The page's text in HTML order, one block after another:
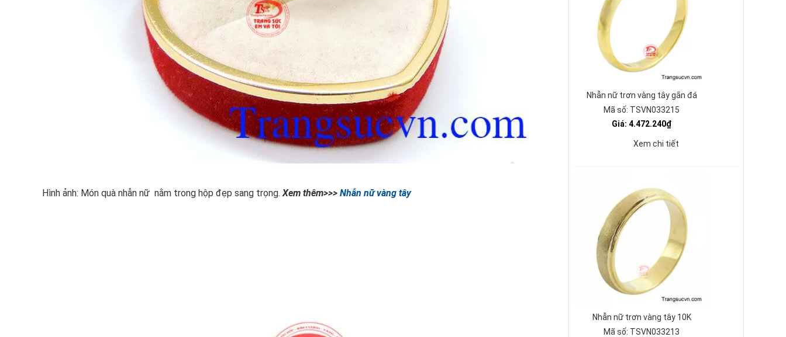
Hình ảnh: Món quà nhẫn nữ nằm trong hộp đẹp sang trọng.Xem thêm>>> Nhẫn nữ vàng tây
Nhẫn nữ trơn vàng tây gắn đá
Mã số: TSVN033215
Giá: 4.472.240₫
Xem chi tiết
Nhẫn nữ trơn vàng tây 10K
Mã số: TSVN033213